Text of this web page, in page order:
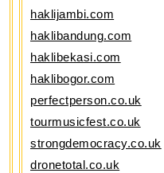
haklijambi.com
haklibandung.com
haklibekasi.com
haklibogor.com
perfectperson.co.uk
tourmusicfest.co.uk
strongdemocracy.co.uk
dronetotal.co.uk